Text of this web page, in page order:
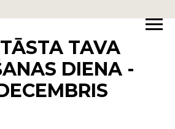
TAVA
DIENA -